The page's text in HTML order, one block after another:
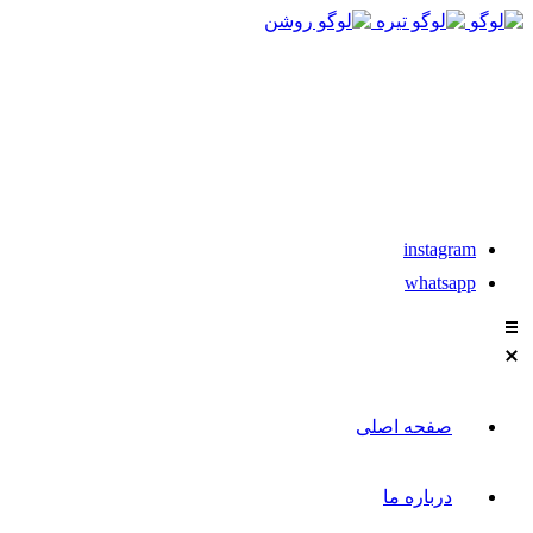
instagram
whatsapp
صفحه اصلی
درباره ما